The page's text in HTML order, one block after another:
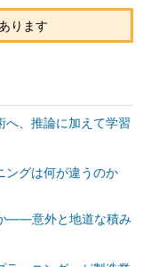
ります
へ、推論に加えて学習
ングは何が違うのか
――意外と地道な積み